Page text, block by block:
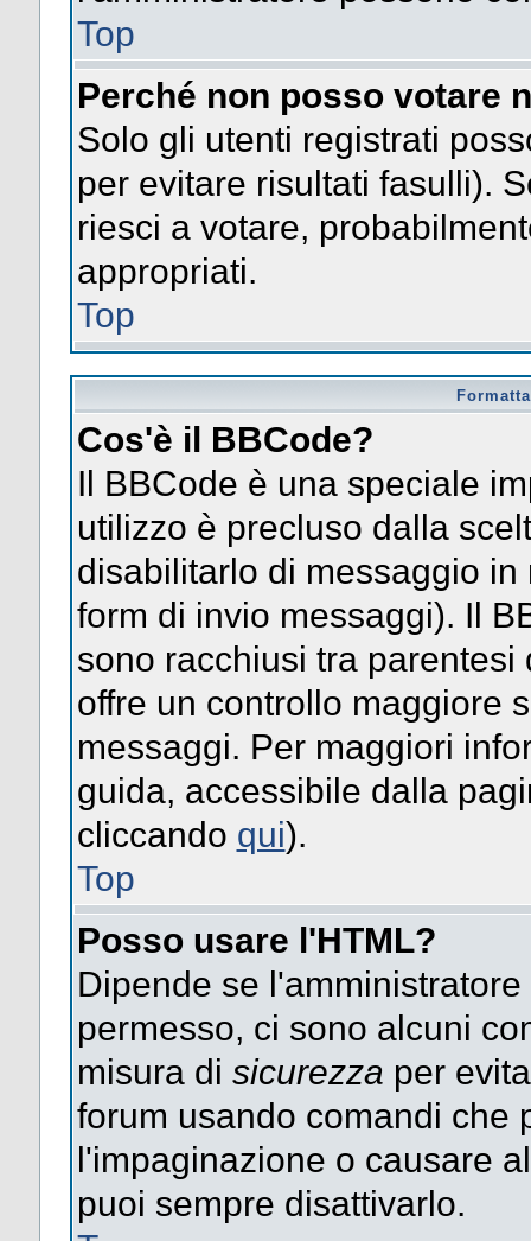
Top
Perché non posso votare
Solo gli utenti registrati
per evitare risultati fasulli).
riesci a votare,
appropriati.
Top
Cos'è il BBCode?
Il BBCode è una speciale
utilizzo è precluso dalla
disabilitarlo di messaggio
form di invio messaggi). Il
sono racchiusi tra
offre un controllo maggiore
messaggi. Per maggiori
guida, accessibile dalla
cliccando qui).
Top
Posso usare l'HTML?
Dipende se
permesso, ci sono alcuni
misura di sicurezza per
forum usando comandi che
l'impaginazione o causare
puoi sempre disattivarlo.